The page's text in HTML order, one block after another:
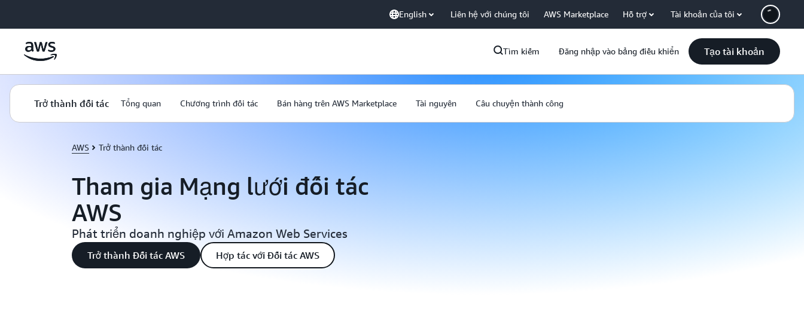
English Liên hệ với chúng tôi AWS Marketplace Hỗ trợ Tài khoản của tôi
Tìm kiếm Đăng nhập vào bảng điều khiển Tạo tài khoản
Trở thành đối tác Tổng quan Chương trình đối tác Bán hàng trên AWS Marketplace Tài nguyên Câu chuyện thành công
AWS Trở thành đối tác
Tham gia Mạng lưới đối tác
AWS
Phát triển doanh nghiệp với Amazon Web Services
Trở thành Đối tác AWS Hợp tác với Đối tác AWS